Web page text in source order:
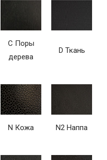
C Поры
дерева
D Ткань
N Кожа N2 Наппа